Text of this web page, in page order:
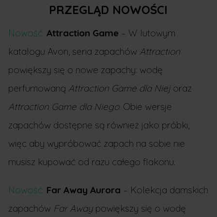
PRZEGLĄD NOWOŚCI
Nowość: Attraction Game – W lutowym
katalogu Avon, seria zapachów Attraction
powiększy się o nowe zapachy: wodę
perfumowaną Attraction Game dla Niejoraz
Attraction Game dla Niego. Obie wersje
zapachów dostępne są również jako próbki,
więc aby wypróbować zapach na sobie nie
musisz kupować od razu całego flakonu.
Nowość: Far Away Aurora – Kolekcja damskich
zapachów Far Awaypowiększy się o wodę